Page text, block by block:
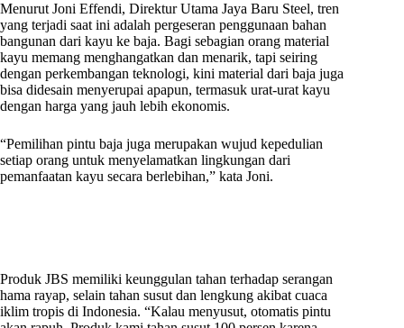
Menurut Joni Effendi, Direktur Utama Jaya Baru Steel, tren
yang terjadi saat ini adalah pergeseran penggunaan bahan
bangunan dari kayu ke baja. Bagi sebagian orang material
kayu memang menghangatkan dan menarik, tapi seiring
dengan perkembangan teknologi, kini material dari baja juga
bisa didesain menyerupai apapun, termasuk urat-urat kayu
dengan harga yang jauh lebih ekonomis.
“Pemilihan pintu baja juga merupakan wujud kepedulian
setiap orang untuk menyelamatkan lingkungan dari
pemanfaatan kayu secara berlebihan,” kata Joni.
Produk JBS memiliki keunggulan tahan terhadap serangan
hama rayap, selain tahan susut dan lengkung akibat cuaca
iklim tropis di Indonesia. “Kalau menyusut, otomatis pintu